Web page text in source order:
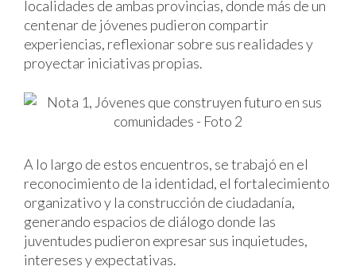
localidades de ambas provincias, donde más de un
centenar de jóvenes pudieron compartir
experiencias, reflexionar sobre sus realidades y
proyectar iniciativas propias.
A lo largo de estos encuentros, se trabajó en el
reconocimiento de la identidad, el fortalecimiento
organizativo y la construcción de ciudadanía,
generando espacios de diálogo donde las
juventudes pudieron expresar sus inquietudes,
intereses y expectativas.